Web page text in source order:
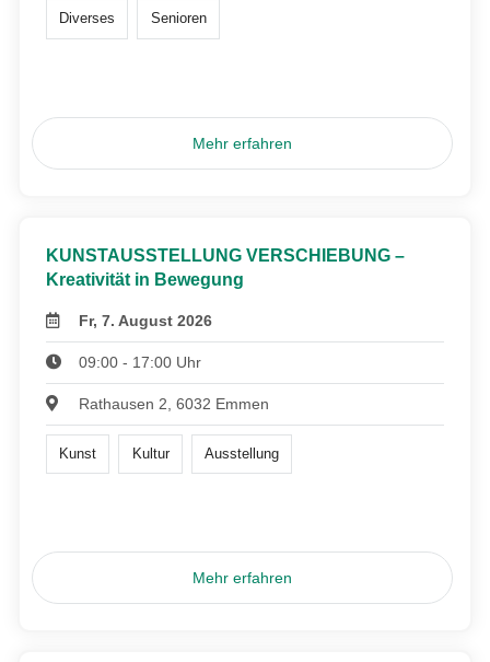
Diverses Senioren
Mehr erfahren
KUNSTAUSSTELLUNG VERSCHIEBUNG –
Kreativität in Bewegung
Fr, 7. August 2026
09:00 - 17:00 Uhr
Rathausen 2, 6032 Emmen
Kunst Kultur Ausstellung
Mehr erfahren